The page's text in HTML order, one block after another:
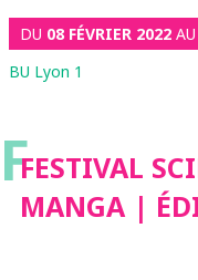
DU 08 FÉVRIER 2022 AU
BU Lyon 1
FFESTIVAL
MANGA |